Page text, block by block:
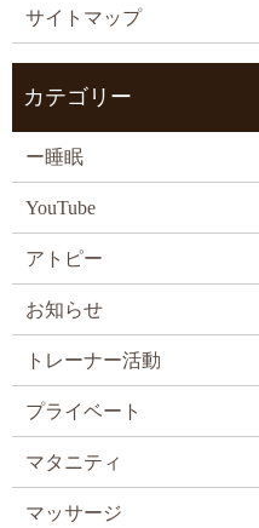
サイトマップ
カテゴリー
ー睡眠
YouTube
アトピー
お知らせ
トレーナー活動
プライベート
マタニティ
マッサージ